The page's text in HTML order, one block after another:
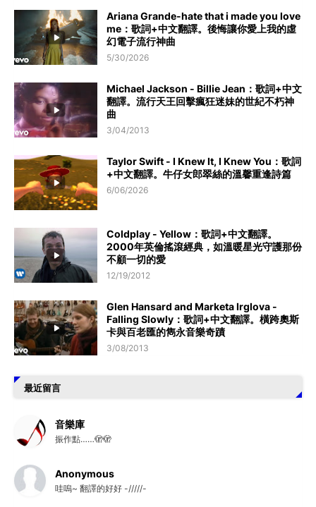
Ariana Grande-hate that i made you love
me：歌詞+中文翻譯。後悔讓你愛上我的虛
幻電子流行神曲
5/30/2026
Michael Jackson - Billie Jean：歌詞+中文
翻譯。流行天王回擊瘋狂迷妹的世紀不朽神
曲
3/04/2013
Taylor Swift - I Knew It, I Knew You：歌詞
+中文翻譯。牛仔女郎翠絲的溫馨重逢詩篇
6/06/2026
Coldplay - Yellow：歌詞+中文翻譯。
2000年英倫搖滾經典，如溫暖星光守護那份
不顧一切的愛
12/19/2012
Glen Hansard and Marketa Irglova -
Falling Slowly：歌詞+中文翻譯。橫跨奧斯
卡與百老匯的雋永音樂奇蹟
3/08/2013
最近留言
音樂庫
振作點……🫣🫣
Anonymous
哇嗚~ 翻譯的好好 -/////-